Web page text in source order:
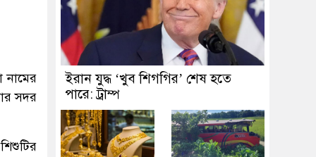
নামের
সদর
ইরান যুদ্ধ ‘খুব শিগগির’ শেষ হতে
পারে: ট্রাম্প